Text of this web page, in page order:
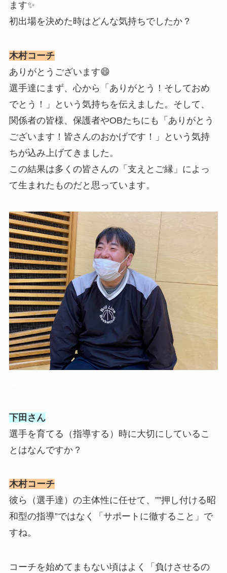
ます✨
初出場を決めた時はどんな気持ちでしたか？
木村コーチ
ありがとうございます😄
選手達にまず、心から「ありがとう！そしておめ
でとう！」という気持ちを伝えました。そして、
関係者の皆様、保護者やOBたちにも「ありがとう
ございます！皆さんのおかげです！」という気持
ちが込み上げてきました。
この結果は多くの皆さんの「支えとご縁」によっ
て生まれたものだと思っています。
下田さん
選手を育てる（指導する）時に大切にしているこ
とはなんですか？
木村コーチ
彼ら（選手達）の主体性に任せて、””押し付ける昭
和型の指導”ではなく「サポートに徹すること」で
すね。
コーチを始めてまもない頃はよく「負けさせるの